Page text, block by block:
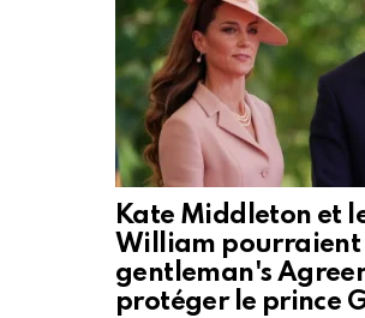
Kate Middleton et
William pourraient
gentleman's
protéger le prince